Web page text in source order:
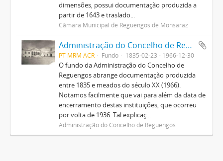
dimensões, possui documentação produzida a
partir de 1643 e traslado...
Câmara Municipal de Reguengos de Monsaraz
Administração do Concelho de Reguengos
PT MRM ACR Fundo 1835-02-23 - 1966-12-30
O fundo da Administração do Concelho de
Reguengos abrange documentação produzida
entre 1835 e meados do século XX (1966).
Notamos facilmente que vai para além da data de
encerramento destas instituições, que ocorreu
por volta de 1936. Tal explicaç...
Administração do Concelho de Reguengos